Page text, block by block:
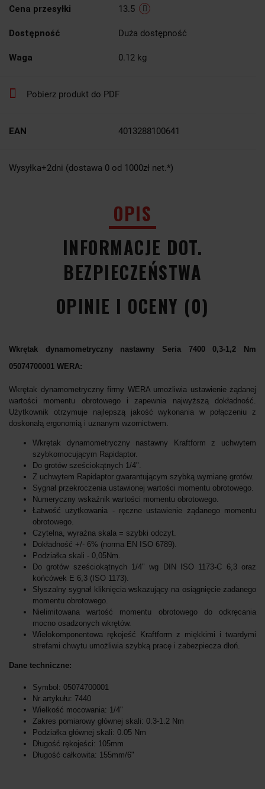
Cena przesyłki 13.5
Dostępność Duża dostępność
Waga 0.12 kg
Pobierz produkt do PDF
EAN 4013288100641
Wysyłka+2dni (dostawa 0 od 1000zł net.*)
OPIS
INFORMACJE DOT.
BEZPIECZEŃSTWA
OPINIE I OCENY (0)
Wkrętak dynamometryczny nastawny Seria 7400 0,3-1,2 Nm
05074700001 WERA:
Wkrętak dynamometryczny firmy WERA umożliwia ustawienie żądanej
wartości momentu obrotowego i zapewnia najwyższą dokładność.
Użytkownik otrzymuje najlepszą jakość wykonania w połączeniu z
doskonałą ergonomią i uznanym wzornictwem.
Wkrętak dynamometryczny nastawny Kraftform z uchwytem
szybkomocującym Rapidaptor.
Do grotów sześciokątnych 1/4".
Z uchwytem Rapidaptor gwarantującym szybką wymianę grotów.
Sygnał przekroczenia ustawionej wartości momentu obrotowego.
Numeryczny wskaźnik wartości momentu obrotowego.
Łatwość użytkowania - ręczne ustawienie żądanego momentu
obrotowego.
Czytelna, wyraźna skala = szybki odczyt.
Dokładność +/- 6% (norma EN ISO 6789).
Podziałka skali - 0,05Nm.
Do grotów sześciokątnych 1/4" wg DIN ISO 1173-C 6,3 oraz
końcówek E 6,3 (ISO 1173).
Słyszalny sygnał kliknięcia wskazujący na osiągnięcie zadanego
momentu obrotowego.
Nielimitowana wartość momentu obrotowego do odkręcania
mocno osadzonych wkrętów.
Wielokomponentowa rękojeść Kraftform z miękkimi i twardymi
strefami chwytu umożliwia szybką pracę i zabezpiecza dłoń.
Dane techniczne:
Symbol: 05074700001
Nr artykułu: 7440
Wielkość mocowania: 1/4"
Zakres pomiarowy głównej skali: 0.3-1.2 Nm
Podziałka głównej skali: 0.05 Nm
Długość rękojeści: 105mm
Długość całkowita: 155mm/6"